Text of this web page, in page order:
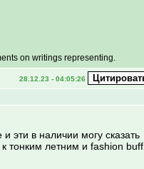
on writings representing.
28.12.23 - 04:05:26
эти в наличии могу сказать
тонким летним и fashion buff